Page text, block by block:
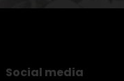
Social media